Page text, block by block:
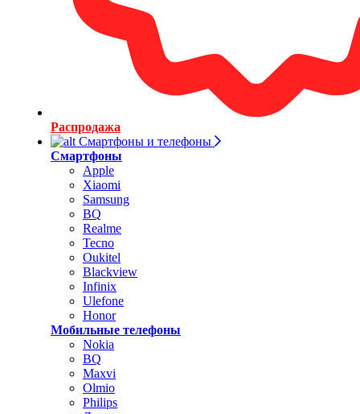
Распродажа
Смартфоны и телефоны
Смартфоны
Apple
Xiaomi
Samsung
BQ
Realme
Tecno
Oukitel
Blackview
Infinix
Ulefone
Honor
Мобильные телефоны
Nokia
BQ
Maxvi
Olmio
Philips